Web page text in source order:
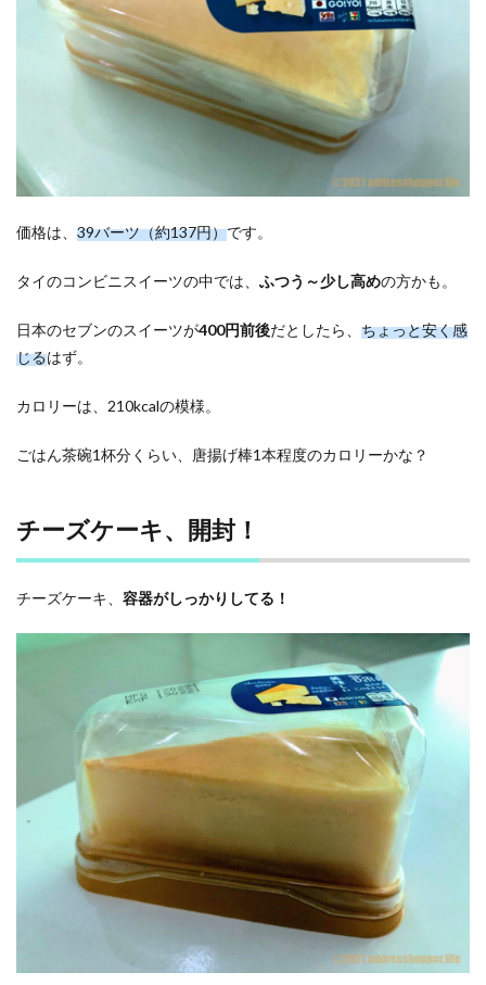
価格は、 39バーツ（約137円）です。
タイのコンビニスイーツの中では、 ふつう～少し高めの方かも。
日本のセブンのスイーツが400円前後だとしたら、 ちょっと安く感
じるはず。
カロリーは、210kcalの模様。
ごはん茶碗1杯分くらい、唐揚げ棒1本程度のカロリーかな？
チーズケーキ、開封！
チーズケーキ、 容器がしっかりしてる！